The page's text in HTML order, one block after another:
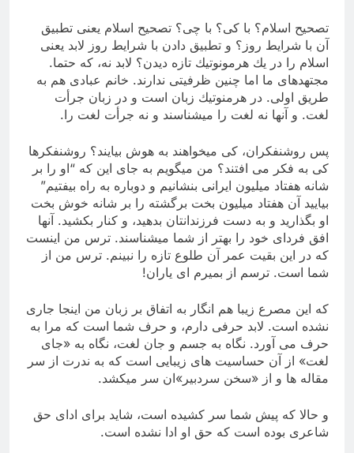
تصحیح اسلام؟ با كی؟ با چی؟ تصحیح اسلام یعنی تطبیق
آن با شرایط روز؟ و تطبیق دادن با شرایط روز لابد یعنی
اسلام را در یك هرمونوتیك تازه دیدن؟ لابد نه، كه حتما.
مجتهدهای ما اما چنین ظرفیتی ندارند. خانم عبادی هم به
طریق اولی. در هرمنوتیك زبان است و در زبان جرأت
لغت. و آنها نه لغت را میشناسند و نه جرأت لغت را.
پس روشنفكران، كی میخواهند به هوش بیایند؟ روشنفكرها
كی به فكر می افتند؟ من میگویم به جای این كه “او را بر
شانه هفتاد میلیون ایرانی بنشانیم و دوباره به راه بیفتیم”
بیایید آن هفتاد میلیون بخت برگشته را بر شانه خوش بخت
او بگذارید و به دست فرزندانتان بدهید، و كنار بكشید. آنها
افق فردای خود را بهتر از شما میشناسند. ترس من اینست
كه در این بقیت عمر آن طلوع تازه را نبینم. ترس من از
شما است. ترسم از بمیرم ای یاران!
كه این مصرع زیبا هم انگار به اتفاق بر زبان من اینجا جاری
نشده است. لابد حرفی دارم، و حرف شما است كه مرا به
حرف می آورد. نگاه به جسم و جان لغت، نگاه به «جای
لغت» از آن حساسیت های زیبایی است كه به ندرت از سر
مقاله ها و از «سخن سردبیر»ان سر میكشد.
و حالا كه پیش شما سر كشیده است، شاید برای ادای حق
شاعری بوده است كه حق او ادا نشده است.